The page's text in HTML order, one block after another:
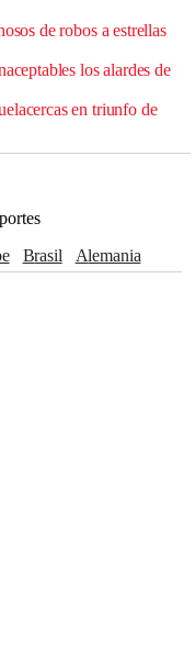
de robos a estrellas
los alardes de
en triunfo de
Brasil
Alemania